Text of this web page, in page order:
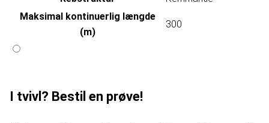
Maksimal kontinuerlig længde
(m)
300
I tvivl? Bestil en prøve!